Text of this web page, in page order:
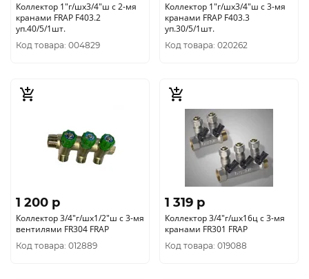
Коллектор 1"г/шх3/4"ш с 2-мя
кранами FRAP F403.2
уп.40/5/1шт.
Код товара: 004829
Коллектор 1"г/шх3/4"ш с 3-мя
кранами FRAP F403.3
уп.30/5/1шт.
Код товара: 020262
1 200 p
Коллектор 3/4"г/шх1/2"ш с 3-мя
вентилями FR304 FRAP
Код товара: 012889
1 319 p
Коллектор 3/4"г/шх16ц с 3-мя
кранами FR301 FRAP
Код товара: 019088